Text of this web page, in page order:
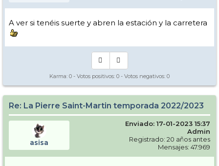
A ver si tenéis suerte y abren la estación y la carretera
Karma: 0 - Votos positivos: 0 - Votos negativos: 0
Re: La Pierre Saint-Martin temporada 2022/2023
asisa
Enviado: 17-01-2023 15:37
Admin
Registrado: 20 años antes
Mensajes: 47.969